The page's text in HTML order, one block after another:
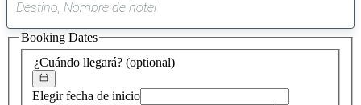
sugerencia
encontrada
¿Cuándo llegará? (optional)
Elegir fecha de inicio
Booking Dates